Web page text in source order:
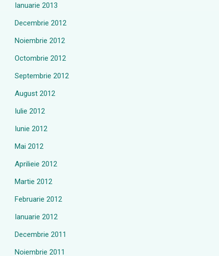
Ianuarie 2013
Decembrie 2012
Noiembrie 2012
Octombrie 2012
Septembrie 2012
August 2012
Iulie 2012
Iunie 2012
Mai 2012
Aprilieie 2012
Martie 2012
Februarie 2012
Ianuarie 2012
Decembrie 2011
Noiembrie 2011